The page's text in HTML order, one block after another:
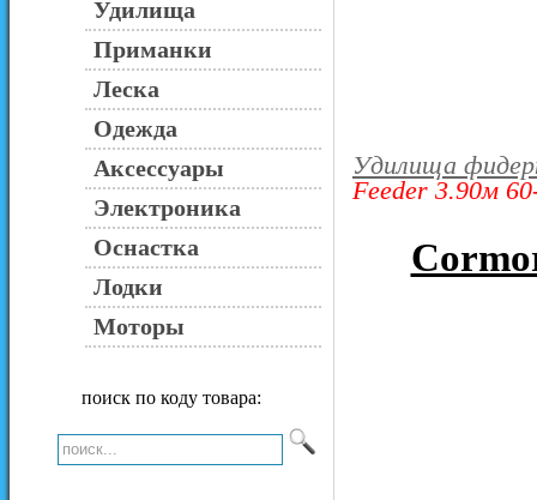
Удилища
Приманки
Леска
Одежда
Аксессуары
Электроника
Оснастка
Лодки
Моторы
поиск по коду товара:
Удилища
Feeder 3.90м